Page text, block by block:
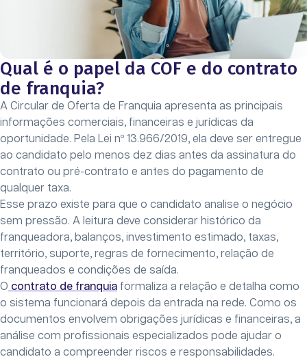
Qual é o papel da COF e do contrato
de franquia?
A Circular de Oferta de Franquia apresenta as principais
informações comerciais, financeiras e jurídicas da
oportunidade. Pela Lei nº 13.966/2019, ela deve ser entregue
ao candidato pelo menos dez dias antes da assinatura do
contrato ou pré-contrato e antes do pagamento de
qualquer taxa.
Esse prazo existe para que o candidato analise o negócio
sem pressão. A leitura deve considerar histórico da
franqueadora, balanços, investimento estimado, taxas,
território, suporte, regras de fornecimento, relação de
franqueados e condições de saída.
O contrato de franquia formaliza a relação e detalha como
o sistema funcionará depois da entrada na rede. Como os
documentos envolvem obrigações jurídicas e financeiras, a
análise com profissionais especializados pode ajudar o
candidato a compreender riscos e responsabilidades.